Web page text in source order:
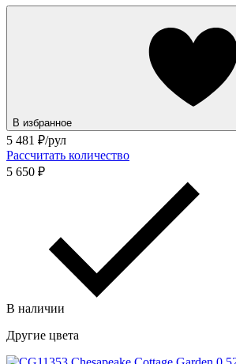
В избранное
5 481 ₽/рул
Рассчитать количество
5 650 ₽
В наличии
Другие цвета